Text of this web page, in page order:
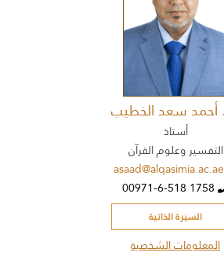
أحمد سعد الخطيب
أستاذ
التفسير وعلوم القرآن
asaad@alqasimia.ac.ae
السيرة الذاتية
المعلومات الشخصية